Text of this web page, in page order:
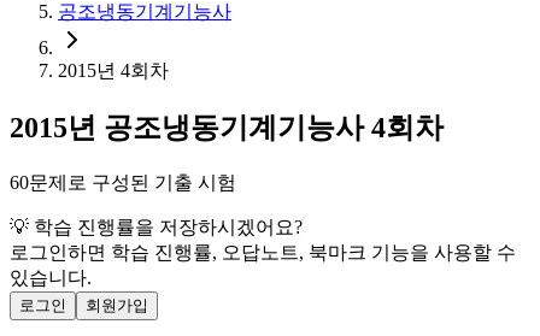
공조냉동기계기능사
2015년 4회차
2015년 공조냉동기계기능사 4회차
60문제로 구성된 기출 시험
💡 학습 진행률을 저장하시겠어요?
로그인하면 학습 진행률, 오답노트, 북마크 기능을 사용할 수
있습니다.
로그인 회원가입